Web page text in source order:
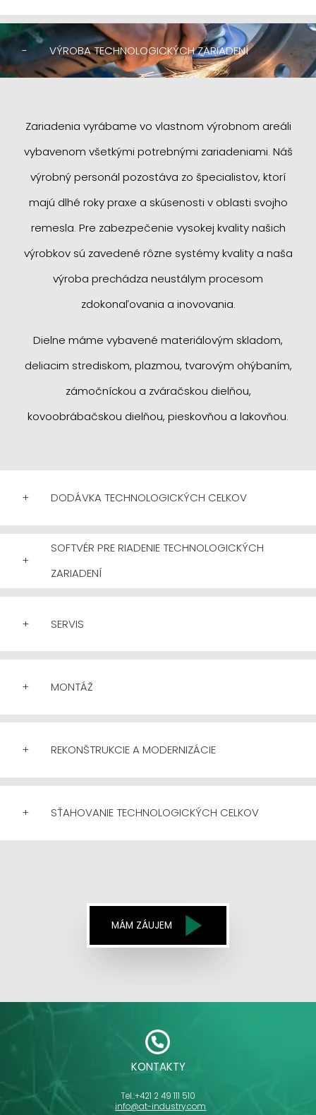
- VÝROBA TECHNOLOGICKÝCH ZARIADENÍ
Zariadenia vyrábame vo vlastnom výrobnom areáli
vybavenom všetkými potrebnými zariadeniami. Náš
výrobný personál pozostáva zo špecialistov, ktorí
majú dlhé roky praxe a skúsenosti v oblasti svojho
remesla. Pre zabezpečenie vysokej kvality našich
výrobkov sú zavedené rôzne systémy kvality a naša
výroba prechádza neustálym procesom
zdokonaľovania a inovovania.
Dielne máme vybavené materiálovým skladom,
deliacim strediskom, plazmou, tvarovým ohýbaním,
zámočníckou a zváračskou dielňou,
kovoobrábačskou dielňou, pieskovňou a lakovňou.
+ DODÁVKA TECHNOLOGICKÝCH CELKOV
+
SOFTVÉR PRE RIADENIE TECHNOLOGICKÝCH
ZARIADENÍ
+ SERVIS
+ MONTÁŽ
+ REKONŠTRUKCIE A MODERNIZÁCIE
+ SŤAHOVANIE TECHNOLOGICKÝCH CELKOV
MÁM ZÁUJEM
KONTAKTY
Tel.:+421 2 49 111 510
info@at-industry.com